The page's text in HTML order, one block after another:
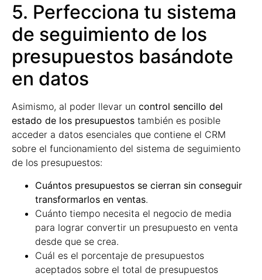
5. Perfecciona tu sistema
de seguimiento de los
presupuestos basándote
en datos
Asimismo, al poder llevar un control sencillo del
estado de los presupuestos también es posible
acceder a datos esenciales que contiene el CRM
sobre el funcionamiento del sistema de seguimiento
de los presupuestos:
Cuántos presupuestos se cierran sin conseguir
transformarlos en ventas.
Cuánto tiempo necesita el negocio de media
para lograr convertir un presupuesto en venta
desde que se crea.
Cuál es el porcentaje de presupuestos
aceptados sobre el total de presupuestos